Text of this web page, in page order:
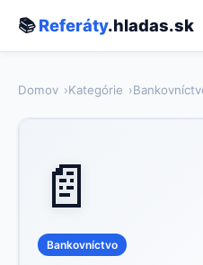
📚Referáty.hladas.sk
Domov Kategórie
📄
Bankovníctvo